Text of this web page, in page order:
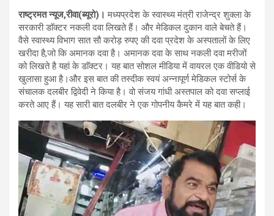
राष्ट्रमत न्यूज,रीवा(ब्यूरो)। मध्यप्रदेश के स्वास्थ्य मंत्री राजेन्द्र शुक्ला के
सरकारी डाॅक्टर नकली दवा लिखते हैं। और मेडिकल दुकान वाले बेचते हैं।
वैसे स्वास्थ्य विभाग सात सौ करोड़ रुपए की दवा प्रदेश के अस्पतालों के लिए
खरीदा है,जो कि अमानक दवा है। अमानक दवा के साथ नकली दवा मरीजों
को लिखते है यहां के डाॅक्टर। यह बात सोशल मीडिया में वायरल एक वीडियो से
खुलासा हुआ है।और इस बात की तस्दीक स्वयं अन्नापूर्ण मेडिकल स्टोर्स के
संचालक दलबीर द्विवेदी ने किया है। वो संजय गांधी अस्तपाल को दवा सप्लाई
करते आए हैं। यह सारी बात दलबीर ने एक गोपनीय कैमरे में यह बात कही।